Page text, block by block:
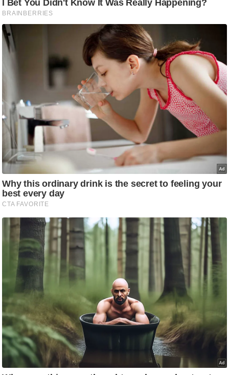
/
फै
श
न
नु
स्खे
प
र्य
ट
न
स्थ
ल
फि
ट
स
मं
त्रा
रि
ले
श
न
शि
प